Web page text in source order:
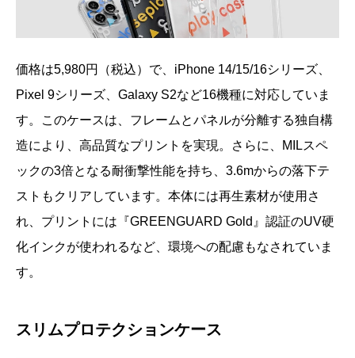
価格は5,980円（税込）で、iPhone 14/15/16シリーズ、
Pixel 9シリーズ、Galaxy S2など16機種に対応していま
す。このケースは、フレームとパネルが分離する独自構
造により、高品質なプリントを実現。さらに、MILスペ
ックの3倍となる耐衝撃性能を持ち、3.6mからの落下テ
ストもクリアしています。本体には再生素材が使用さ
れ、プリントには『GREENGUARD Gold』認証のUV硬
化インクが使われるなど、環境への配慮もなされていま
す。
スリムプロテクションケース